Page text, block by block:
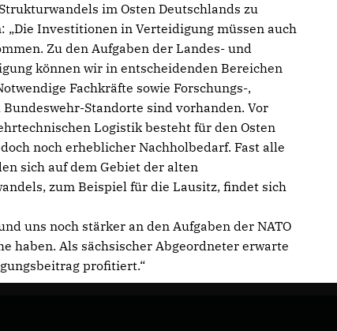
im Osten Deutschlands zu
„Die Investitionen in Verteidigung müssen auch
Zu den Aufgaben der Landes- und
können wir in entscheidenden Bereichen
Fachkräfte sowie Forschungs-,
Standorte sind vorhanden. Vor
Logistik besteht für den Osten
noch erheblicher Nachholbedarf. Fast alle
sich auf dem Gebiet der alten
zum Beispiel für die Lausitz, findet sich
uns noch stärker an den Aufgaben der NATO
haben. Als sächsischer Abgeordneter erwarte
profitiert.“